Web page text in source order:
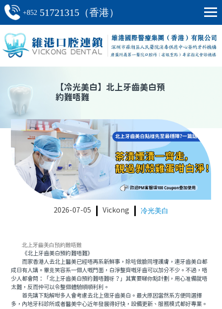
+852 51721315（香港）
【冷光美白】 北上牙齒美白預
約難唔難
2026-07-05 Vickong 冷光美白
北上牙齒美白預約難唔難
《北上牙齒美白預約難唔難》
而家香港人去北上醫美已經唔再系新鮮事，除咗做臉同埋護膚，連牙齒美白都
成日有人講。畢竟笑容系一個人嘅門面，白淨整齊嘅牙齒可以加分不少。不過，唔
少人都會問：「北上牙齒美白預約難唔難呀？」其實要睇你點計劃，用心准備就唔
太難，反而仲可以令整個體驗順順利利。
首先講下點解咁多人會考慮去北上做牙齒美白。最大原因當然系方便同選擇
多，內地牙科診所或者醫美中心近年發展得好快，設備更新、服務模式都好專業。